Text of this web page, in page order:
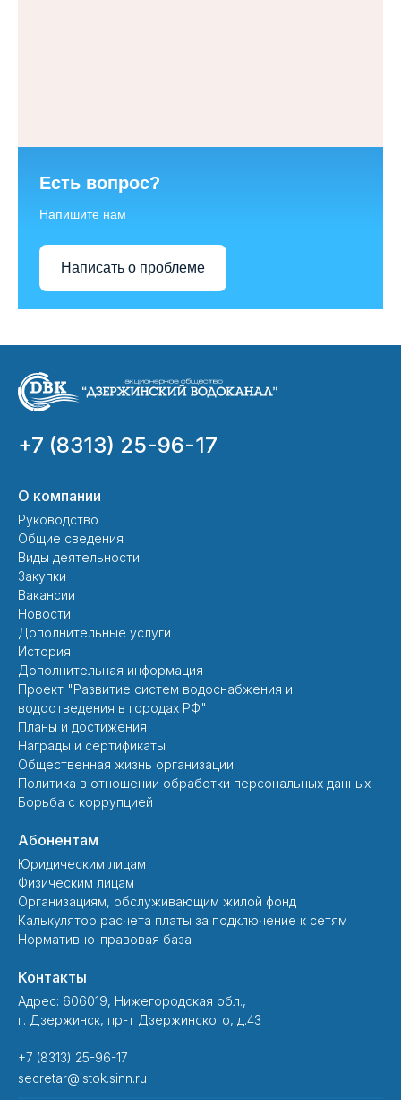
Есть вопрос?
Напишите нам
Написать о проблеме
+7 (8313) 25-96-17
О компании
Руководство
Общие сведения
Виды деятельности
Закупки
Вакансии
Новости
Дополнительные услуги
История
Дополнительная информация
Проект "Развитие систем водоснабжения и
водоотведения в городах РФ"
Планы и достижения
Награды и сертификаты
Общественная жизнь организации
Политика в отношении обработки персональных данных
Борьба с коррупцией
Абонентам
Юридическим лицам
Физическим лицам
Организациям, обслуживающим жилой фонд
Калькулятор расчета платы за подключение к сетям
Нормативно-правовая база
Контакты
Адрес: 606019, Нижегородская обл.,
г. Дзержинск, пр-т Дзержинского, д.43
+7 (8313) 25-96-17
secretar@istok.sinn.ru